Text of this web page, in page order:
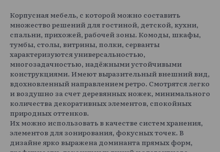
Корпусная мебель, с которой можно составить
множество решений для гостиной, детской, кухни,
спальни, прихожей, рабочей зоны. Комоды, шкафы,
тумбы, столы, витрины, полки, серванты
характеризуются универсальностью,
многозадачностью, надёжными устойчивыми
конструкциями. Имеют выразительный внешний вид,
вдохновленный направлением ретро. Смотрятся легко
и воздушно за счет деревянных ножек, минимального
количества декоративных элементов, спокойных
природных оттенков.
Их можно использовать в качестве систем хранения,
элементов для зонирования, фокусных точек. В
дизайне ярко выражена доминанта прямых форм,